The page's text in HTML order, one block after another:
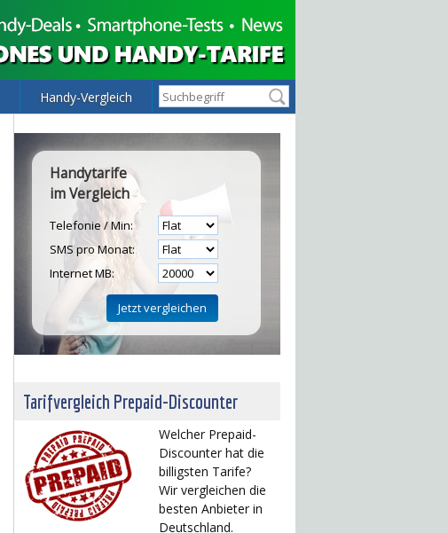
Handy-Vergleich
Handytarife
im Vergleich
Telefonie / Min:
SMS pro Monat:
Internet MB:
Tarifvergleich Prepaid-Discounter
Welcher Prepaid-
Discounter hat die
billigsten Tarife?
Wir vergleichen die
besten Anbieter in
Deutschland.